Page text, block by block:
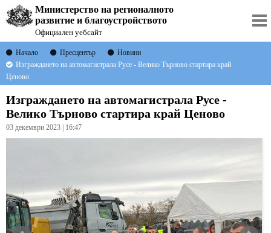
Министерство на регионалното
развитие и благоустройството
Официален уебсайт
Начало Пресцентър
Новини
Изграждането на автомагистрала Русе - Велико Търново стартира край
Ценово
Изграждането на автомагистрала Русе -
Велико Търново стартира край Ценово
03 декември 2023 | 16:47